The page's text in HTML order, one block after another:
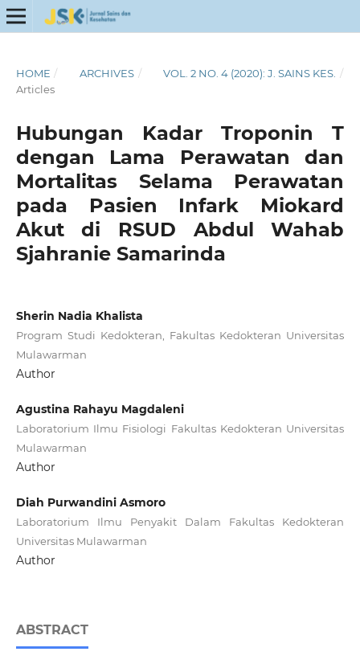
HOME / ARCHIVES / VOL. 2 NO. 4 (2020): J. SAINS KES. /
Articles
Hubungan Kadar Troponin T
dengan Lama Perawatan dan
Mortalitas Selama Perawatan
pada Pasien Infark Miokard
Akut di RSUD Abdul Wahab
Sjahranie Samarinda
Sherin Nadia Khalista
Program Studi Kedokteran, Fakultas Kedokteran Universitas
Mulawarman
Author
Agustina Rahayu Magdaleni
Laboratorium Ilmu Fisiologi Fakultas Kedokteran Universitas
Mulawarman
Author
Diah Purwandini Asmoro
Laboratorium Ilmu Penyakit Dalam Fakultas Kedokteran
Universitas Mulawarman
Author
ABSTRACT